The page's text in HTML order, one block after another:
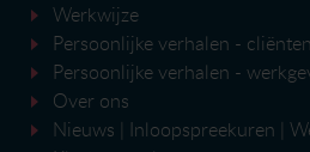
Werkwijze
Persoonlijke verhalen - cliënten
Persoonlijke verhalen -
Over ons
Nieuws
Inloopspreekuren |